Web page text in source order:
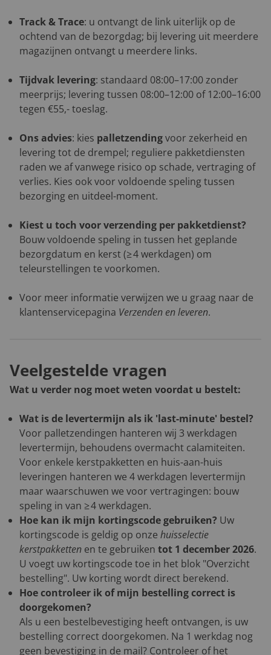
Track & Trace: u ontvangt de link uiterlijk op de
ochtend van de bezorgdag; bij levering uit meerdere
magazijnen ontvangt u meerdere links.
Tijdvak levering: standaard 08:00–17:00 zonder
meerprijs; levering tussen 08:00–12:00 of 12:00–16:00
tegen €55,- toeslag.
Ons advies: kies palletzendingvoor zekerheid en
levering tot de drempel; reguliere pakketdiensten
raden we af vanwege risico op schade, vertraging of
verlies. Kies ook voor voldoende speling tussen
bezorging en uitdeel-moment.
Kiest u toch voor verzending per pakketdienst?
Bouw voldoende speling in tussen het geplande
bezorgdatum en kerst (≥ 4 werkdagen) om
teleurstellingen te voorkomen.
Voor meer informatie verwijzen we u graag naar de
klantenservicepagina Verzenden en leveren.
Veelgestelde vragen
Wat u verder nog moet weten voordat u bestelt:
Wat is de levertermijn als ik 'last-minute' bestel?
Voor palletzendingen hanteren wij 3 werkdagen
levertermijn, behoudens overmacht calamiteiten.
Voor enkele kerstpakketten en huis-aan-huis
leveringen hanteren we 4 werkdagen levertermijn
maar waarschuwen we voor vertragingen: bouw
speling in van ≥ 4 werkdagen.
Hoe kan ik mijn kortingscode gebruiken? Uw
kortingscode is geldig op onze huisselectie
kerstpakketten en te gebruiken tot 1 december 2026.
U voegt uw kortingscode toe in het blok "Overzicht
bestelling". Uw korting wordt direct berekend.
Hoe controleer ik of mijn bestelling correct is
doorgekomen?
Als u een bestelbevestiging heeft ontvangen, is uw
bestelling correct doorgekomen. Na 1 werkdag nog
geen bevestiging in de mail? Controleer of het